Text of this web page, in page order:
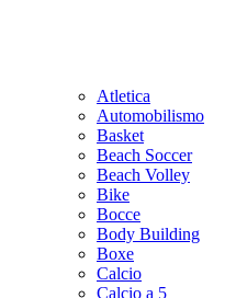
Atletica
Automobilismo
Basket
Beach Soccer
Beach Volley
Bike
Bocce
Body Building
Boxe
Calcio
Calcio a 5